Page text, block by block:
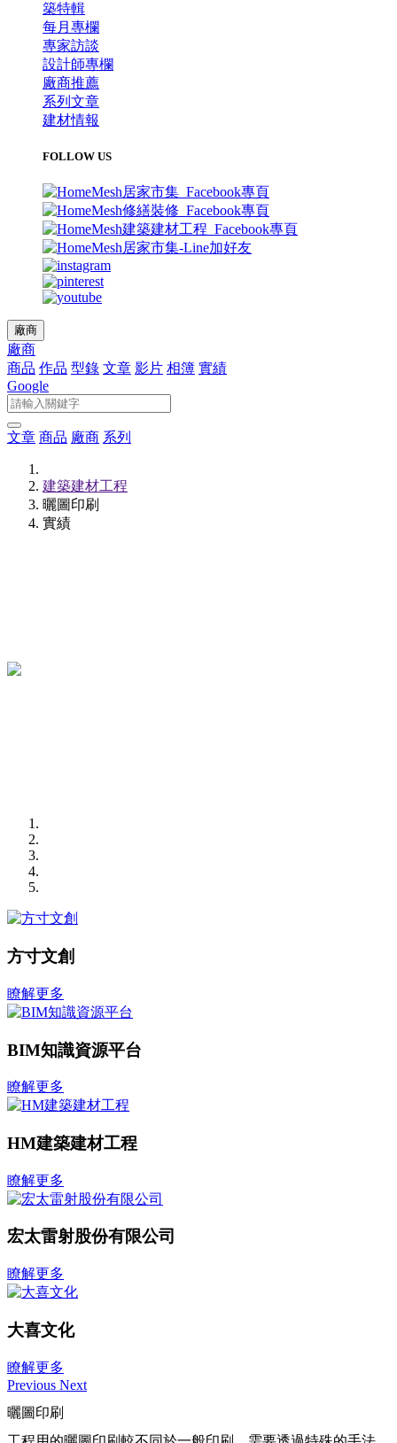
築特輯
每月專欄
專家訪談
設計師專欄
廠商推薦
系列文章
建材情報
FOLLOW US
廠商
廠商
商品 作品 型錄 文章 影片 相簿 實績
Google
文章 商品 廠商 系列
建築建材工程
曬圖印刷
實績
方寸文創
瞭解更多
BIM知識資源平台
瞭解更多
HM建築建材工程
瞭解更多
宏太雷射股份有限公司
瞭解更多
大喜文化
瞭解更多
Previous Next
曬圖印刷